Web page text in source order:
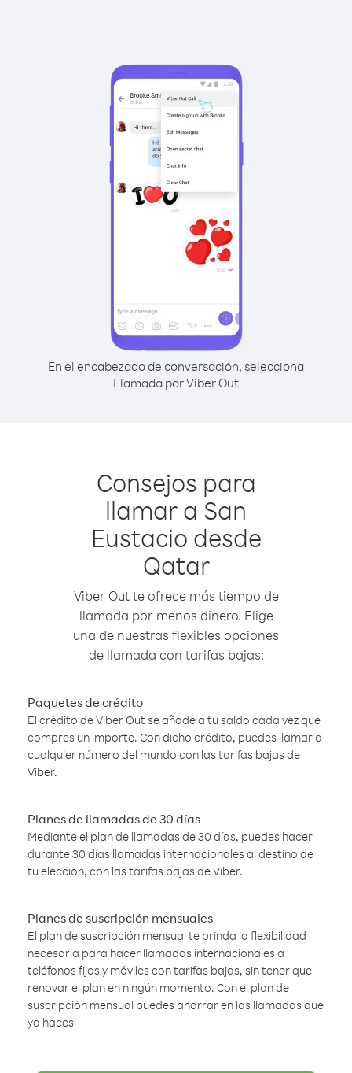
En el encabezado de conversación, selecciona
Llamada por Viber Out
Consejos para
llamar a San
Eustacio desde
Qatar
Viber Out te ofrece más tiempo de
llamada por menos dinero. Elige
una de nuestras flexibles opciones
de llamada con tarifas bajas:
Paquetes de crédito
El crédito de Viber Out se añade a tu saldo cada vez que
compres un importe. Con dicho crédito, puedes llamar a
cualquier número del mundo con las tarifas bajas de
Viber.
Planes de llamadas de 30 días
Mediante el plan de llamadas de 30 días, puedes hacer
durante 30 días llamadas internacionales al destino de
tu elección, con las tarifas bajas de Viber.
Planes de suscripción mensuales
El plan de suscripción mensual te brinda la flexibilidad
necesaria para hacer llamadas internacionales a
teléfonos fijos y móviles con tarifas bajas, sin tener que
renovar el plan en ningún momento. Con el plan de
suscripción mensual puedes ahorrar en las llamadas que
ya haces